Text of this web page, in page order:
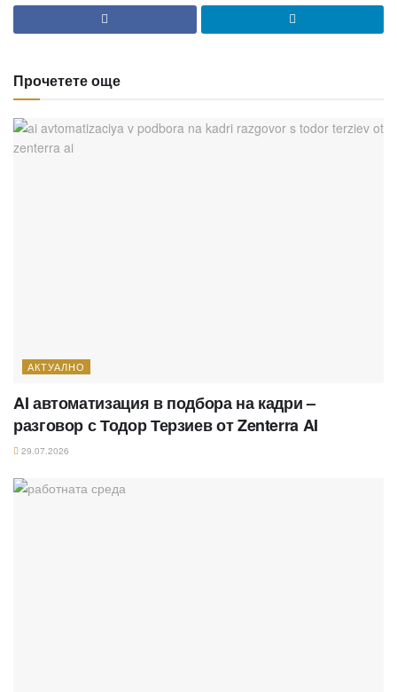
Прочетете още
АКТУАЛНО
AI автоматизация в подбора на кадри –
разговор с Тодор Терзиев от Zenterra AI
29.07.2026